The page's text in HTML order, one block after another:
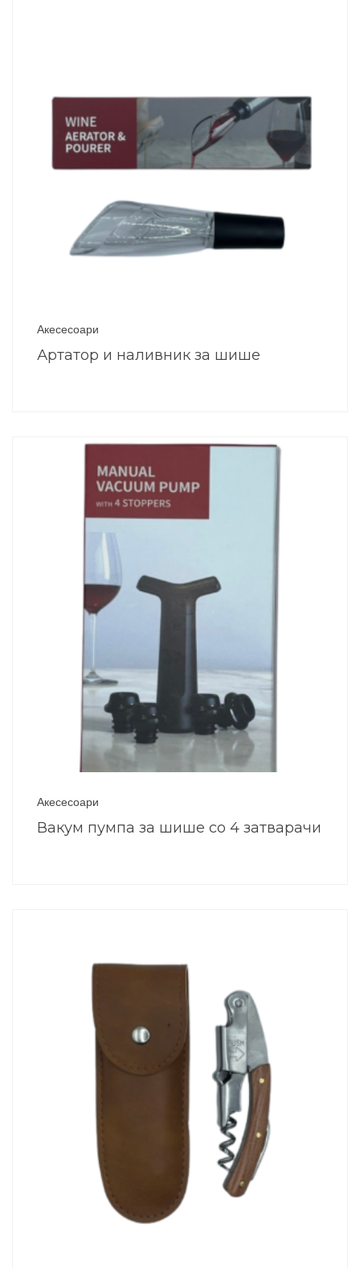
Акесесоари
Артатор и наливник за шише
Акесесоари
Вакум пумпа за шише со 4 затварачи